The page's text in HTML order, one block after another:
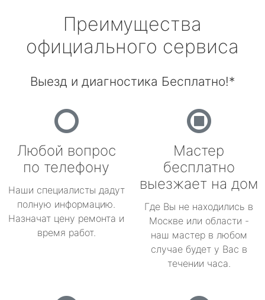
Преимущества
официального сервиса
Выезд и диагностика Бесплатно!*
Любой вопрос
по телефону
Наши специалисты дадут
полную информацию.
Назначат цену ремонта и
время работ.
Мастер
бесплатно
выезжает на дом
Где Вы не находились в
Москве или области -
наш мастер в любом
случае будет у Вас в
течении часа.